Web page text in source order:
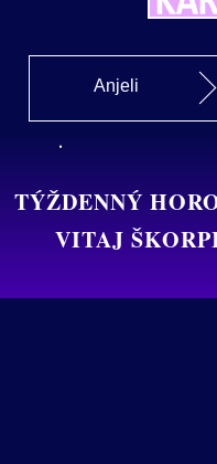
Anjeli
TÝŽDENNÝ
VITAJ